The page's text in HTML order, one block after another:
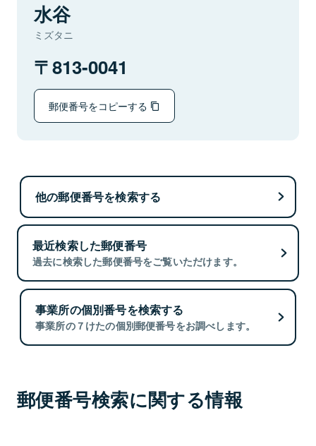
水谷
ミズタニ
813-0041
郵便番号をコピーする
他の郵便番号を検索する
最近検索した郵便番号
過去に検索した郵便番号をご覧いただけます。
事業所の個別番号を検索する
事業所の７けたの個別郵便番号をお調べします。
郵便番号検索に関する情報